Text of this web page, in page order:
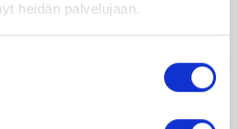
heidän palvelujaan.